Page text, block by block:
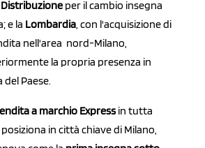
per il cambio insegna
e la Lombardia, con l'acquisizione di
nell'area nord-Milano,
la propria presenza in
Paese.
a marchio Expressin tutta
in città chiave di Milano,